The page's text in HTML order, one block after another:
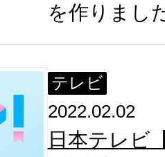
を作りまし
テレビ
2022.02.02
日本テレビ